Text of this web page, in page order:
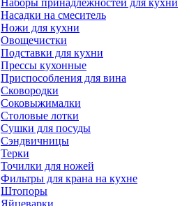
Наборы принадлежностей для кухни
Насадки на смеситель
Ножи для кухни
Овощечистки
Подставки для кухни
Прессы кухонные
Приспособления для вина
Сковородки
Соковыжималки
Столовые лотки
Сушки для посуды
Сэндвичницы
Терки
Точилки для ножей
Фильтры для крана на кухне
Штопоры
Яйцеварки